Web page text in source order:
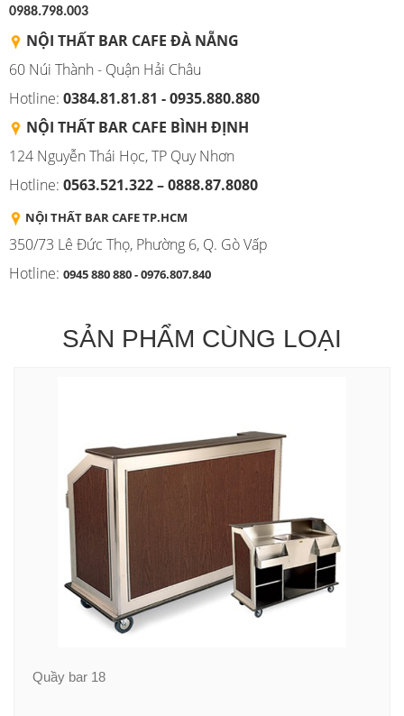
0988.798.003
NỘI THẤT BAR CAFE ĐÀ NẴNG
60 Núi Thành - Quận Hải Châu
Hotline: 0384.81.81.81 - 0935.880.880
NỘI THẤT BAR CAFE BÌNH ĐỊNH
124 Nguyễn Thái Học, TP Quy Nhơn
Hotline: 0563.521.322 – 0888.87.8080
NỘI THẤT BAR CAFE TP.HCM
350/73 Lê Đức Thọ, Phường 6, Q. Gò Vấp
Hotline: 0945 880 880 - 0976.807.840
SẢN PHẨM CÙNG LOẠI
Quầy bar 18